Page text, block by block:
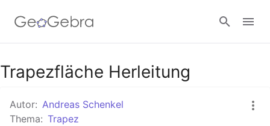
Google Classroom
GeoGebra Classroom
Trapezfläche Herleitung
Autor: Andreas Schenkel
Thema: Trapez